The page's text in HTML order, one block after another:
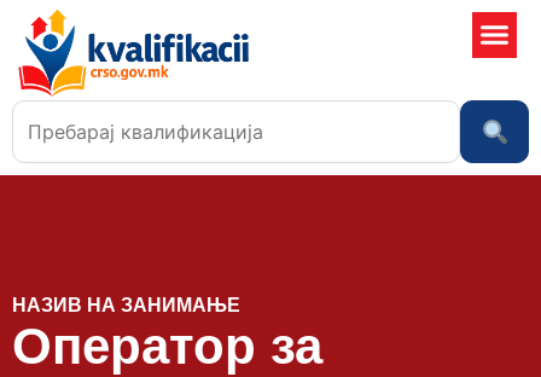
НАЗИВ НА ЗАНИМАЊЕ
Оператор за